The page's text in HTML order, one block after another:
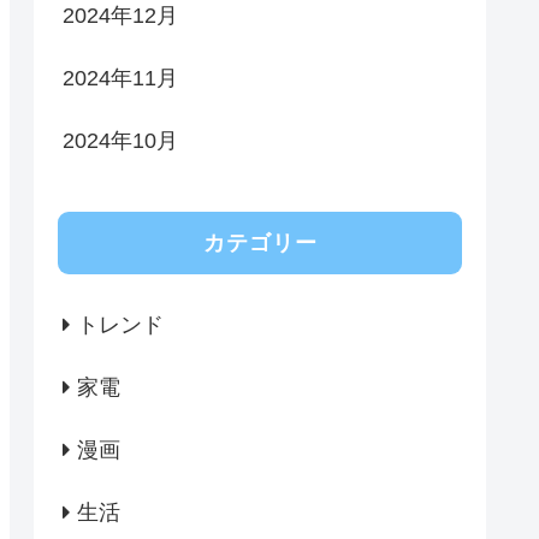
2024年12月
2024年11月
2024年10月
カテゴリー
トレンド
家電
漫画
生活